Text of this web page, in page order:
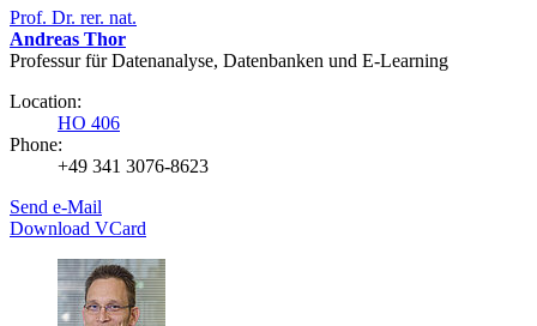
Prof. Dr. rer. nat.
Andreas Thor
Professur für Datenanalyse, Datenbanken und E-Learning
Location:
HO 406
Phone:
+49 341 3076-8623
Send e-Mail
Download VCard